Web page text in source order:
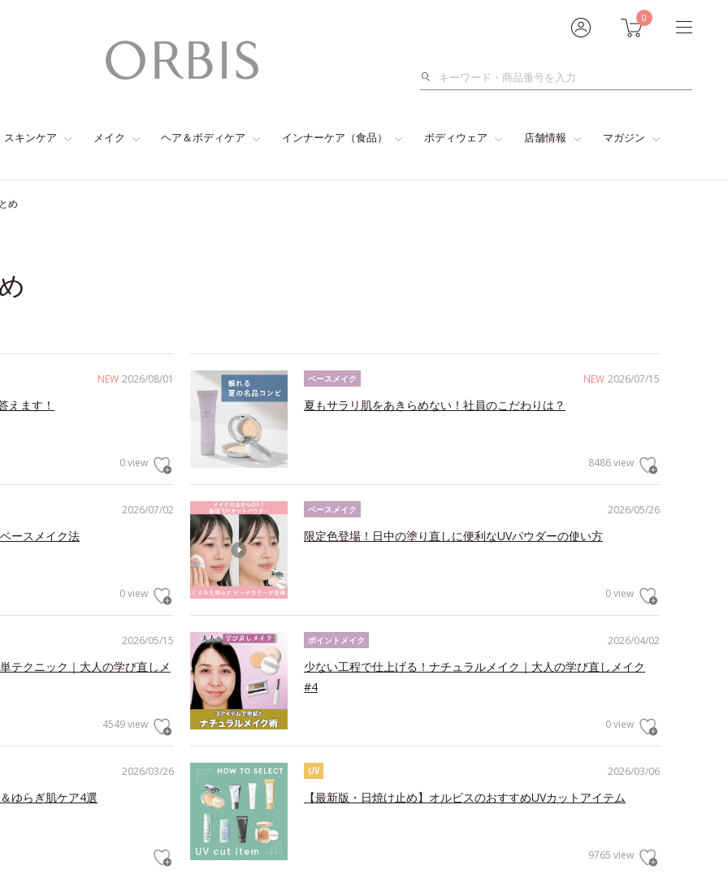
0
検
スキンケア メイク ヘア＆ボディケア インナーケア（食品） ボディウェア 店舗情報 マガジン
め
NEW 2026/08/01
えます！
0 view
NEW 2026/07/15
ベースメイク
夏もサラリ肌をあきらめない！社員のこだわりは？
8486 view
2026/07/02
ースメイク法
0 view
2026/05/26
ベースメイク
限定色登場！日中の塗り直しに便利なUVパウダーの使い方
0 view
2026/05/15
テクニック｜大人の学び直しメ
4549 view
2026/04/02
ポイントメイク
少ない工程で仕上げる！ナチュラルメイク｜大人の学び直しメイク
#4
0 view
2026/03/26
ゆらぎ肌ケア4選
2026/03/06
UV
【最新版・日焼け止め】オルビスのおすすめUVカットアイテム
9765 view